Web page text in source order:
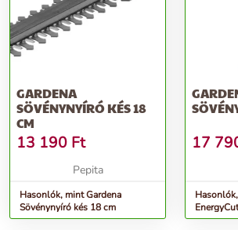
GARDENA
SÖVÉNYNYÍRÓ KÉS 18
CM
13 190 Ft
Pepita
Hasonlók, mint Gardena
Sövénynyíró kés 18 cm
17